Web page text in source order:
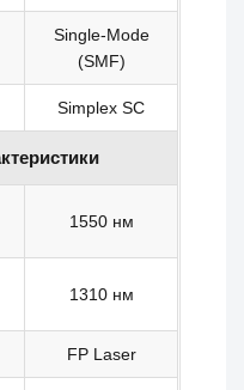
Single-Mode
(SMF)
Simplex SC
1550 нм
1310 нм
FP Laser